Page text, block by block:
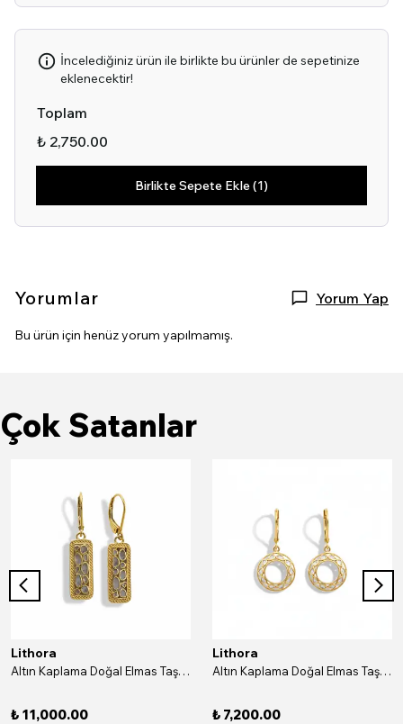
İncelediğiniz ürün ile birlikte bu ürünler de sepetinize
eklenecektir!
Toplam
₺ 2,750.00
Birlikte Sepete Ekle (1)
Yorumlar Yorum Yap
Bu ürün için henüz yorum yapılmamış.
Çok Satanlar
Lithora
Altın Kaplama Doğal Elmas Taşlı Dikdörtgen Gümüş Küpe
₺ 11,000.00
Lithora
Altın Kaplama Doğal Elmas Taşlı Yuvarlak Gümüş Küpe
₺ 7,200.00